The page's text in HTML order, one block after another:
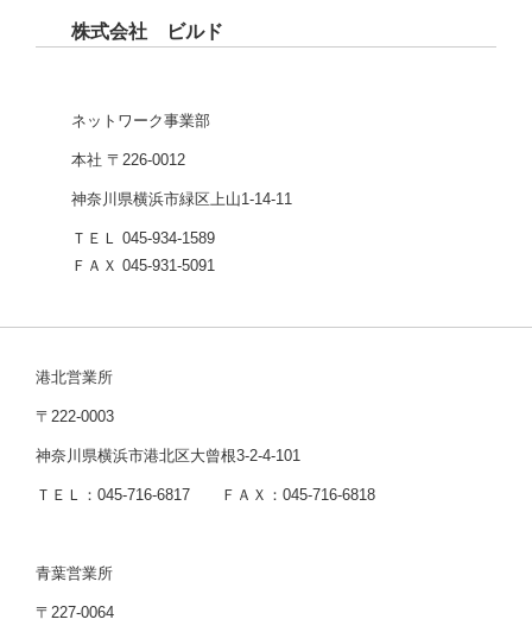
株式会社 ビルド
ネットワーク事業部
本社 〒226-0012
神奈川県横浜市緑区上山1-14-11
ＴＥＬ 045-934-1589
ＦＡＸ 045-931-5091
港北営業所
〒222-0003
神奈川県横浜市港北区大曾根3-2-4-101
ＴＥＬ：045-716-6817 ＦＡＸ：045-716-6818
青葉営業所
〒227-0064